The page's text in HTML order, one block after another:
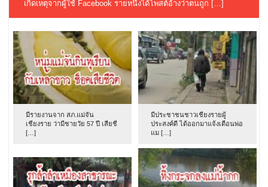
เกิดเหตุจากผู้ใช้ Facebook รายหนึ่งได้โพสต์อ้างว่าตนถูก […]
มีรายงานจาก สภ.แม่จัน
เชียงราย ว่ามีชายวัย 57 ปี เสียชี
[…]
มีประชาชนชาวเชียงรายผู้
ประสงค์ดี ได้ออกมาแจ้งเตือนพ่อ
แม […]